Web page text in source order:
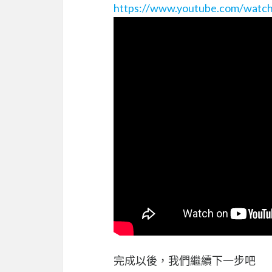
https://www.youtube.com/
完成以後，我們繼續下一步吧